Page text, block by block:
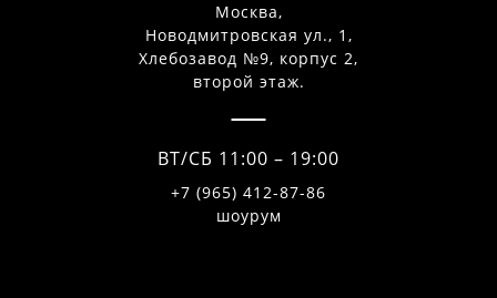
Москва,
Новодмитровская ул., 1,
Хлебозавод №9, корпус 2,
второй этаж.
ВТ/СБ 11:00 – 19:00
+7 (965) 412-87-86
шоурум